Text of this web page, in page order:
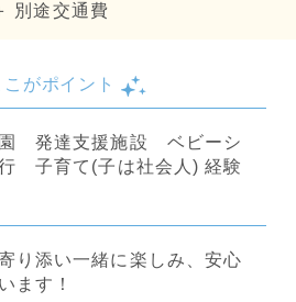
別途交通費
こがポイント
発達支援施設 ベビーシ
子育て(子は社会人) 経験
り添い一緒に楽しみ、安心
ます！